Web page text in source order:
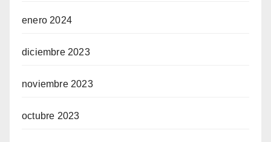
enero 2024
diciembre 2023
noviembre 2023
octubre 2023